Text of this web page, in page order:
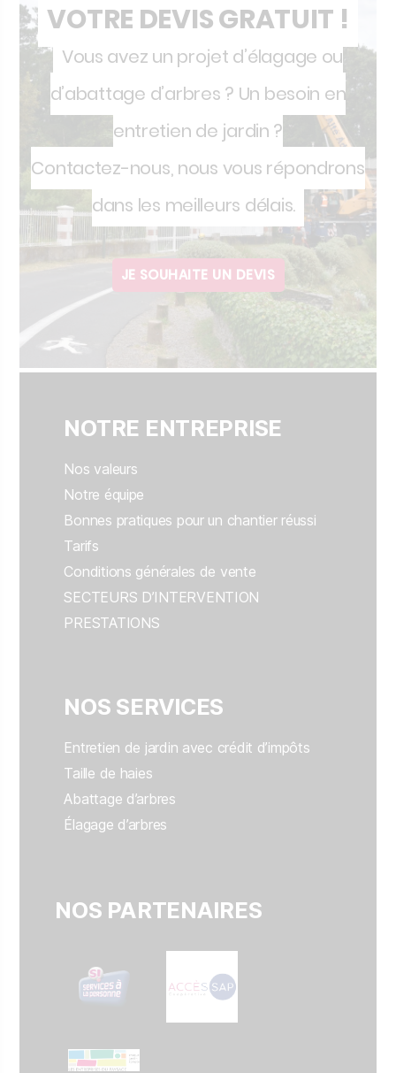
VOTRE DEVIS GRATUIT !
Vous avez un projet d’élagage ou
d’abattage d’arbres ? Un besoin en
entretien de jardin ?
Contactez-nous, nous vous répondrons
dans les meilleurs délais.
JE SOUHAITE UN DEVIS
NOTRE ENTREPRISE
Nos valeurs
Notre équipe
Bonnes pratiques pour un chantier réussi
Tarifs
Conditions générales de vente
SECTEURS D’INTERVENTION
PRESTATIONS
NOS SERVICES
Entretien de jardin avec crédit d’impôts
Taille de haies
Abattage d’arbres
Élagage d’arbres
NOS PARTENAIRES